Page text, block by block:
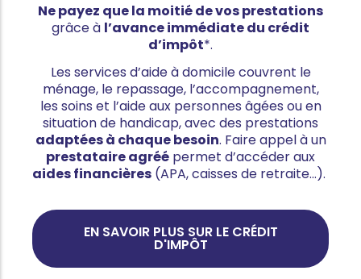
Ne payez que la moitié de vos prestations
grâce à l’avance immédiate du crédit
d’impôt*.
Les services d’aide à domicile couvrent le
ménage, le repassage, l’accompagnement,
les soins et l’aide aux personnes âgées ou en
situation de handicap, avec des prestations
adaptées à chaque besoin. Faire appel à un
prestataire agréé permet d’accéder aux
aides financières (APA, caisses de retraite…).
EN SAVOIR PLUS SUR LE CRÉDIT
D'IMPÔT